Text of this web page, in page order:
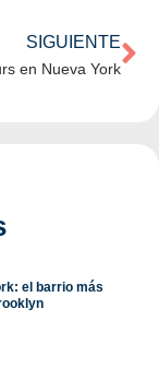
SIGUIENTE
en Nueva York
el barrio más